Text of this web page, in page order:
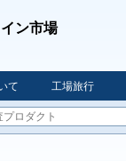
ン市場
て 工場旅行